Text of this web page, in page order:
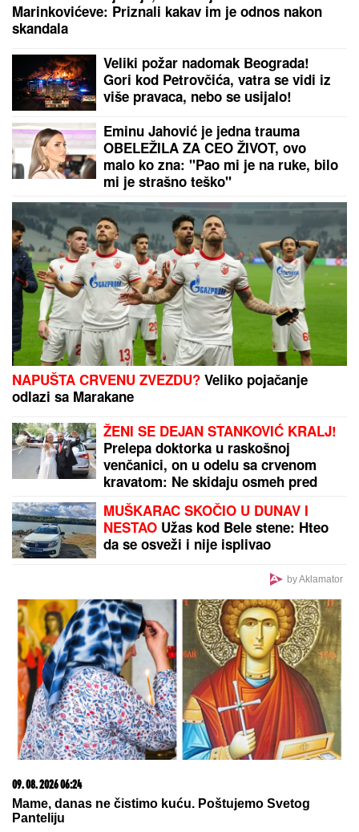
transplantaciju koštane srži, pa se stanje pogoršalo:
Emir Habibović se oprostio
AMERIKU POTRESA SLUČAJ
"ŽIVOG DONORA":Pokušali da
uzmu organ od pacijenta koji je još
bio živ!
KRVAVA ČITULJA POKRENULA
PAKAO U BALKANSKOM GRADU?!
Opsadno stanje na ulicama, MECI
LETE NA SVE STRANE: Drama
počela ubistvom na sastanku zbog
duga Zviceru, onda je usledio HAOS
(FOTO)
(FOTO) "MAJA SVE PLAĆA"Asmin priznao šta se
dešava nakon rijalitija, ne odvaja se od
Marinkovićeve: Priznali kakav im je odnos nakon
Veliki požar nadomak Beograda!
Gori kod Petrovčića, vatra se vidi iz
više pravaca, nebo se usijalo!
Eminu Jahović je jedna trauma
OBELEŽILA ZA CEO ŽIVOT, ovo
malo ko zna: "Pao mi je na ruke, bilo
mi je strašno teško"